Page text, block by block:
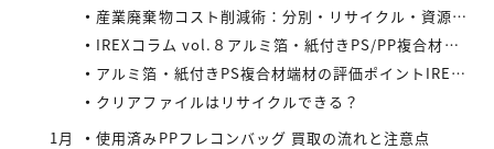
産業廃棄物コスト削減術：分別・リサイクル・資源化の徹底活用
IREXコラム vol.８アルミ箔・紙付きPS/PP複合材端材をより高く評価するために現場でできること
アルミ箔・紙付きPS複合材端材の評価ポイントIREXコラム vol.7
クリアファイルはリサイクルできる？
1月
使用済みPPフレコンバッグ 買取の流れと注意点